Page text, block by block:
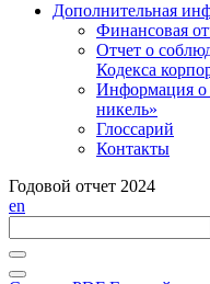
Дополнительная
Финансовая
Отчет о
Кодекса
Информация
никель»
Глоссарий
Контакты
Годовой отчет 2024
en